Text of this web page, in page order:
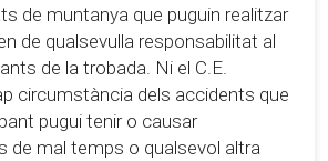
de muntanya que puguin realitzar
de qualsevulla responsabilitat al
de la trobada. Ni el C.E.
circumstància dels accidents que
pugui tenir o causar
de mal temps o qualsevol altra